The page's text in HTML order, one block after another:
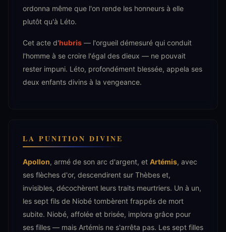
ordonna même que l'on rende les honneurs à elle
plutôt qu'à Léto.
Cet acte d'hubris — l'orgueil démesuré qui conduit
l'homme à se croire l'égal des dieux — ne pouvait
rester impuni. Léto, profondément blessée, appela ses
deux enfants divins à la vengeance.
LA PUNITION DIVINE
Apollon, armé de son arc d'argent, et Artémis, avec
ses flèches d'or, descendirent sur Thèbes et,
invisibles, décochèrent leurs traits meurtriers. Un à un,
les sept fils de Niobé tombèrent frappés de mort
subite. Niobé, affolée et brisée, implora grâce pour
ses filles — mais Artémis ne s'arrêta pas. Les sept filles